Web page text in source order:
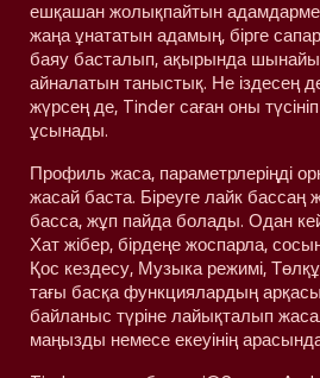
ешқашан жолықпайтын
жаңа ұнататын адамың, бірге
баяу басталып, ақырында
айналатын таныстық. Не іздесең
жүрсең де, Tinder саған оны түсініп
ұсынады.
Профиль жаса, параметрлеріңді
жасай баста. Біреуге лайк бассаң
басса, жұп пайда болады. Одан
Хат жібер, бірдеңе жоспарла,
Қос кездесу, Музыка режимі,
тағы басқа функциялардың
байланыс түріне лайықталып
маңызды немесе екеуінің